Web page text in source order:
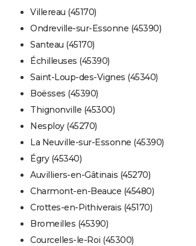
Villereau (45170)
Ondreville-sur-Essonne (45390)
Santeau (45170)
Échilleuses (45390)
Saint-Loup-des-Vignes (45340)
Boësses (45390)
Thignonville (45300)
Nesploy (45270)
La Neuville-sur-Essonne (45390)
Égry (45340)
Auvilliers-en-Gâtinais (45270)
Charmont-en-Beauce (45480)
Crottes-en-Pithiverais (45170)
Bromeilles (45390)
Courcelles-le-Roi (45300)